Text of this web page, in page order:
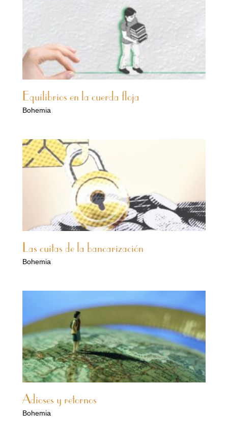
Equilibrios en la cuerda floja
Bohemia
Las cuitas de la bancarización
Bohemia
Adioses y retornos
Bohemia